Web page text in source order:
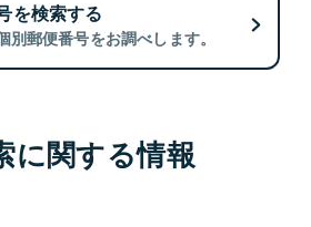
を検索する
郵便番号をお調べします。
に関する情報